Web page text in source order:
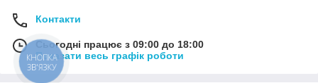
Контакти
Сьогодні працює з 09:00 до 18:00
Показати весь графік роботи
КНОПКА
ЗВ'ЯЗКУ